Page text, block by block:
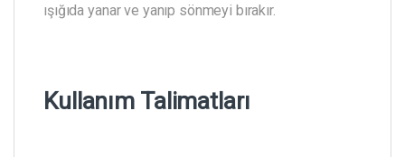
ışığıda yanar ve yanıp sönmeyi bırakır.
Kullanım Talimatları